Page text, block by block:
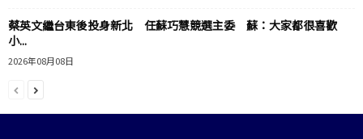
蔡英文繼台東後投身新北 任蘇巧慧競選主委 蘇：大家都很喜歡
小...
2026年08月08日